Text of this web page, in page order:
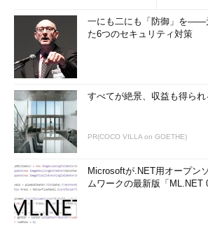
一にも二にも「防御」を――
た6つのセキュリティ対策
すべてが絶景、収益も得ら
PR(COCO VILLA on GOETHE)
Microsoftが.NET用オープン
ムワークの最新版「ML.NET